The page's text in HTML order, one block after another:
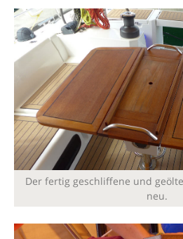
Der fertig geschliffene und
neu.